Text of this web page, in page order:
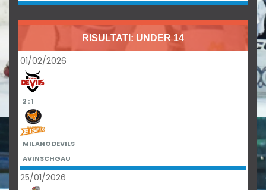
RISULTATI: UNDER 14
01/02/2026
2 : 1
MILANO DEVILS
AVINSCHGAU
25/01/2026